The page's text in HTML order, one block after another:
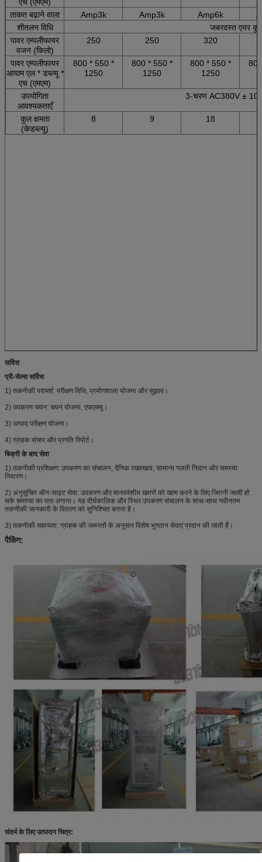
ताकत बढ़ाने वाला Amp3k Amp3k Amp6k
शीतलन विधि
जबरदस्त एयर
पावर एम्पलीफायर
वजन (किलो)
250 250 320
पावर एम्पलीफायर
आयाम एल * डब्ल्यू *
एच (एमएम)
800 * 550 *
1250
800 * 550 *
1250
800 * 550 *
1250
उपयोगिता
आवश्यकताएँ
3-चरण AC380V ±
कुल क्षमता
(केडब्ल्यू)
8 9 18
सर्विस
प्री-सेल्स सर्विस
1) तकनीकी परामर्श: परीक्षण विधि, प्रयोगशाला योजना और सुझाव।
2) उपकरण चयन: चयन योजना, एफएक्यू।
3) उत्पाद परीक्षण योजना।
4) ग्राहक संचार और प्रगति रिपोर्ट।
बिक्री के बाद सेवा
1) तकनीकी प्रशिक्षण: उपकरण का संचालन, दैनिक रखरखाव, सामान्य गलती निदान और समस्या
निवारण।
2) अनुसूचित ऑन-साइट सेवा: उपकरण और मानववंशीय खतरों को खत्म करने के लिए जितनी जल्दी हो
सके समस्या का पता लगाना। यह दीर्घकालिक और स्थिर उपकरण संचालन के साथ-साथ नवीनतम
तकनीकी जानकारी के वितरण को सुनिश्चित करना है।
3) तकनीकी सहायता: ग्राहक की जरूरतों के अनुसार विशेष भुगतान सेवाएं प्रदान की जाती हैं।
पैकिंग:
संदर्भ के लिए उत्पादन चित्र: